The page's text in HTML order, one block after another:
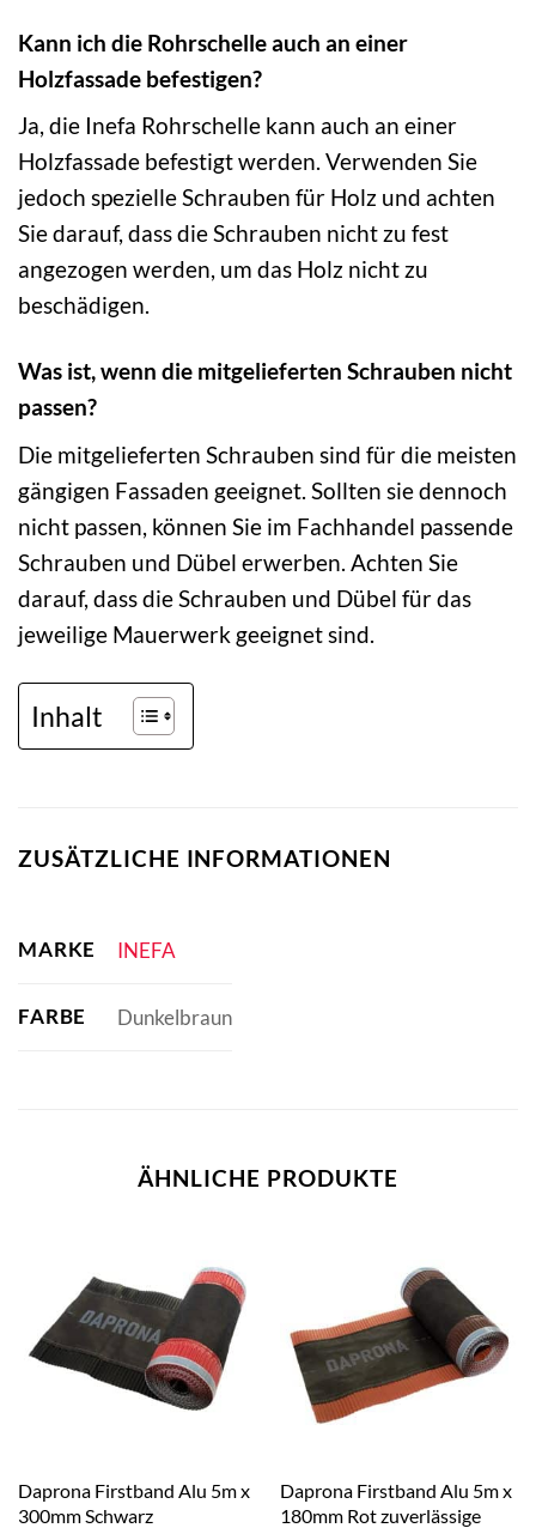
Kann ich die Rohrschelle auch an einer
Holzfassade befestigen?
Ja, die Inefa Rohrschelle kann auch an einer
Holzfassade befestigt werden. Verwenden Sie
jedoch spezielle Schrauben für Holz und achten
Sie darauf, dass die Schrauben nicht zu fest
angezogen werden, um das Holz nicht zu
beschädigen.
Was ist, wenn die mitgelieferten Schrauben nicht
passen?
Die mitgelieferten Schrauben sind für die meisten
gängigen Fassaden geeignet. Sollten sie dennoch
nicht passen, können Sie im Fachhandel passende
Schrauben und Dübel erwerben. Achten Sie
darauf, dass die Schrauben und Dübel für das
jeweilige Mauerwerk geeignet sind.
Inhalt
ZUSÄTZLICHE INFORMATIONEN
MARKE INEFA
FARBE Dunkelbraun
ÄHNLICHE PRODUKTE
Daprona Firstband Alu 5m x
300mm Schwarz
Daprona Firstband Alu 5m x
180mm Rot zuverlässige